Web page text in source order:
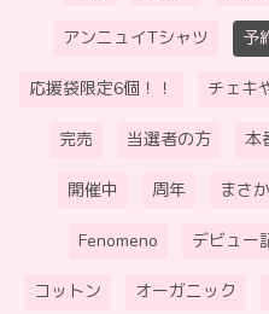
アンニュイTシャツ 予
応援袋限定6個！！ チェキ
完売 当選者の方 本
開催中 周年 まさ
Fenomeno デビュー
コットン オーガニック